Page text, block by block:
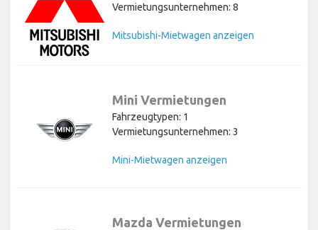
Vermietungsunternehmen: 8
Mitsubishi-Mietwagen anzeigen
Mini Vermietungen
Fahrzeugtypen: 1
Vermietungsunternehmen: 3
Mini-Mietwagen anzeigen
Mazda Vermietungen